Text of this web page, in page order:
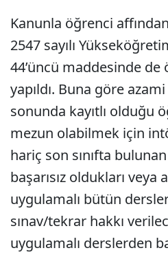
Kanunla öğrenci
2547 sayılı
44’üncü maddesinde
yapıldı. Buna göre
sonunda kayıtlı olduğu
mezun olabilmek için
hariç son sınıfta
başarısız oldukları veya
uygulamalı bütün
sınav/tekrar hakkı
uygulamalı derslerden